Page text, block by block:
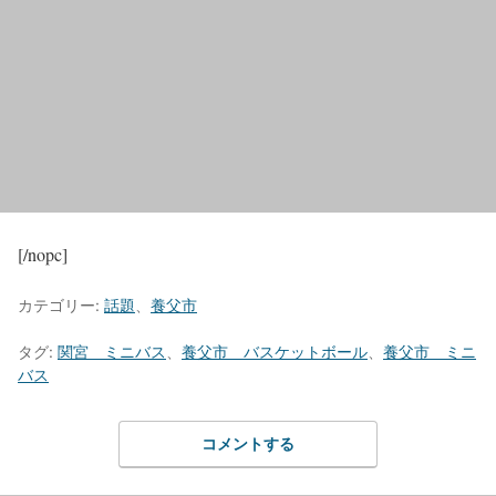
[/nopc]
カテゴリー: 話題 養父市
タグ: 関宮 ミニバス 養父市 バスケットボール
養父市 ミニ
バス
コメントする